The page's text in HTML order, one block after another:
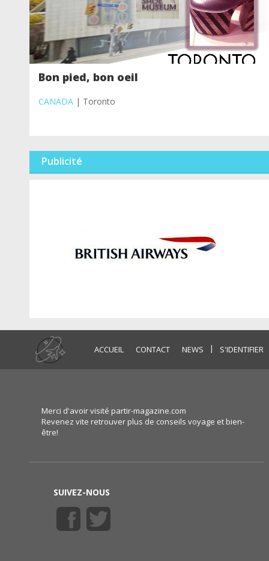
Bon pied, bon oeil
CANADA| Toronto
Publicité
ACCUEIL CONTACT NEWS | S'IDENTIFIER
Merci d'avoir visité partir-magazine.com
Revenez vite retrouver plus de conseils voyage et bien-
être!
SUIVEZ-NOUS